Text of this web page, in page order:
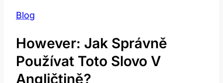
Blog
However: Jak Správně
Používat Toto Slovo V
Angličtině?